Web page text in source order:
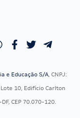
OAB
e Educação S/A, CNPJ:
10, Edifício Carlton
CEP 70.070-120.